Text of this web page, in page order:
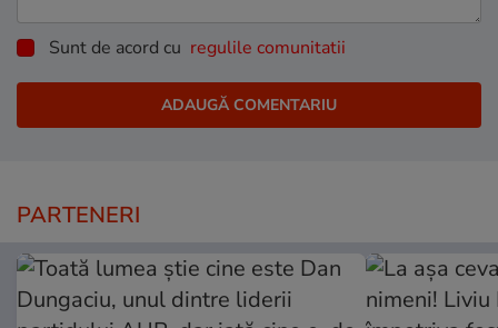
Sunt de acord cu regulile comunitatii
PARTENERI